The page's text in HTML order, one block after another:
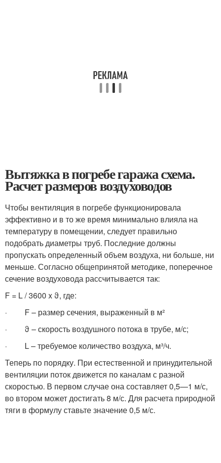
Вытяжка в погребе гаража схема.
Расчет размеров воздуховодов
Чтобы вентиляция в погребе функционировала
эффективно и в то же время минимально влияла на
температуру в помещении, следует правильно
подобрать диаметры труб. Последние должны
пропускать определенный объем воздуха, ни больше, ни
меньше. Согласно общепринятой методике, поперечное
сечение воздуховода рассчитывается так:
F = L / 3600 x ϑ, где:
· F – размер сечения, выраженный в м²
· ϑ – скорость воздушного потока в трубе, м/с;
· L – требуемое количество воздуха, м³/ч.
Теперь по порядку. При естественной и принудительной
вентиляции поток движется по каналам с разной
скоростью. В первом случае она составляет 0,5—1 м/с,
во втором может достигать 8 м/с. Для расчета природной
тяги в формулу ставьте значение 0,5 м/с.